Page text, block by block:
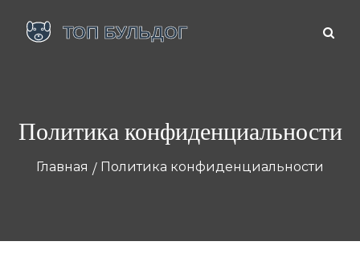
Политика конфиденциальности
Главная Политика конфиденциальности